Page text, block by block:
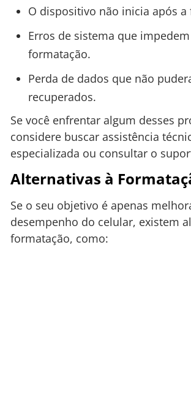
O dispositivo não inicia após a
Erros de sistema que
formatação.
Perda de dados que não
recuperados.
Se você enfrentar algum desses
considere buscar assistência
especializada ou consultar o
Alternativas à
Se o seu objetivo é apenas
desempenho do celular, existem
formatação, como: